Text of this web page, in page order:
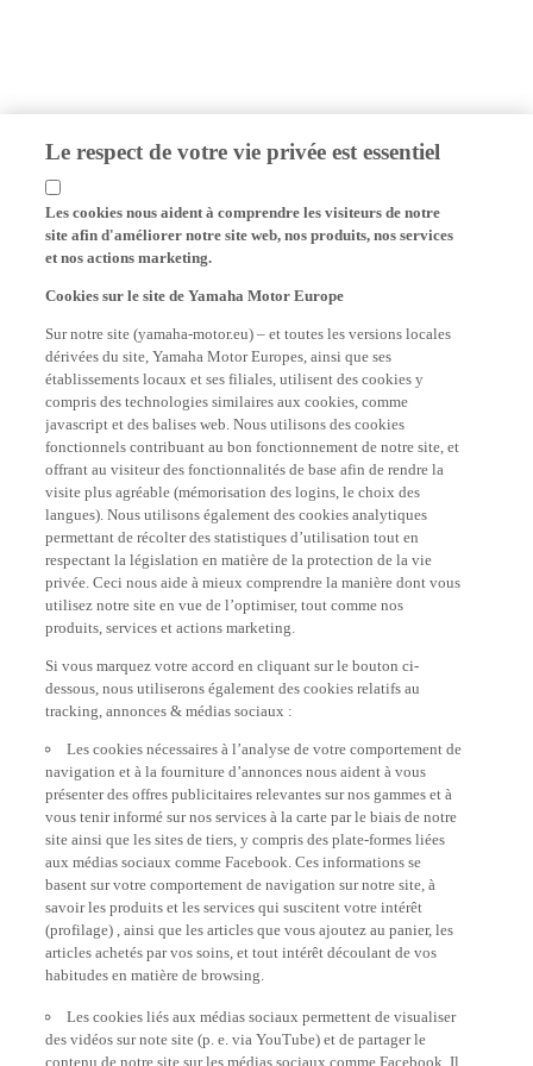
Le respect de votre vie privée est essentiel
Les cookies nous aident à comprendre les visiteurs de notre
site afin d'améliorer notre site web, nos produits, nos services
et nos actions marketing.
Cookies sur le site de Yamaha Motor Europe
Sur notre site (yamaha-motor.eu) – et toutes les versions locales
dérivées du site, Yamaha Motor Europes, ainsi que ses
établissements locaux et ses filiales, utilisent des cookies y
compris des technologies similaires aux cookies, comme
javascript et des balises web. Nous utilisons des cookies
fonctionnels contribuant au bon fonctionnement de notre site, et
offrant au visiteur des fonctionnalités de base afin de rendre la
visite plus agréable (mémorisation des logins, le choix des
langues). Nous utilisons également des cookies analytiques
permettant de récolter des statistiques d’utilisation tout en
respectant la législation en matière de la protection de la vie
privée. Ceci nous aide à mieux comprendre la manière dont vous
utilisez notre site en vue de l’optimiser, tout comme nos
produits, services et actions marketing.
Si vous marquez votre accord en cliquant sur le bouton ci-
dessous, nous utiliserons également des cookies relatifs au
tracking, annonces & médias sociaux :
Les cookies nécessaires à l’analyse de votre comportement de
navigation et à la fourniture d’annonces nous aident à vous
présenter des offres publicitaires relevantes sur nos gammes et à
vous tenir informé sur nos services à la carte par le biais de notre
site ainsi que les sites de tiers, y compris des plate-formes liées
aux médias sociaux comme Facebook. Ces informations se
basent sur votre comportement de navigation sur notre site, à
savoir les produits et les services qui suscitent votre intérêt
(profilage) , ainsi que les articles que vous ajoutez au panier, les
articles achetés par vos soins, et tout intérêt découlant de vos
habitudes en matière de browsing.
Les cookies liés aux médias sociaux permettent de visualiser
des vidéos sur note site (p. e. via YouTube) et de partager le
contenu de notre site sur les médias sociaux comme Facebook. Il